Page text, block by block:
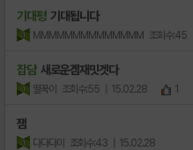
기대평 기대됩니다
MMMMMMMMMMMMMM 조회수:45
잡담 새로운겜재밋겟다
떨꾹이 조회수:55 | 15.02.28 1
잼
다다다미 조회수:43 | 15.02.28